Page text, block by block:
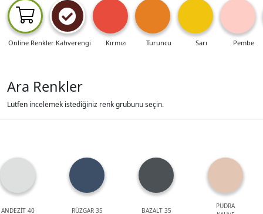
Online Renkler Kahverengi Kırmızı Turuncu Sarı Pembe
Ara Renkler
Lütfen incelemek istediğiniz renk grubunu seçin.
ANDEZİT 40 RÜZGAR 35 BAZALT 35
PUDRA